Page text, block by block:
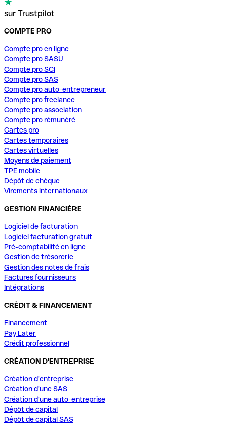
sur Trustpilot
COMPTE PRO
Compte pro en ligne
Compte pro SASU
Compte pro SCI
Compte pro SAS
Compte pro auto-entrepreneur
Compte pro freelance
Compte pro association
Compte pro rémunéré
Cartes pro
Cartes temporaires
Cartes virtuelles
Moyens de paiement
TPE mobile
Dépôt de chèque
Virements internationaux
GESTION FINANCIÈRE
Logiciel de facturation
Logiciel facturation gratuit
Pré-comptabilité en ligne
Gestion de trésorerie
Gestion des notes de frais
Factures fournisseurs
Intégrations
CRÈDIT & FINANCEMENT
Financement
Pay Later
Crédit professionnel
CRÉATION D'ENTREPRISE
Création d'entreprise
Création d'une SAS
Création d'une auto-entreprise
Dépôt de capital
Dépôt de capital SAS